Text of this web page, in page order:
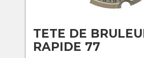
TETE DE
RAPIDE 77